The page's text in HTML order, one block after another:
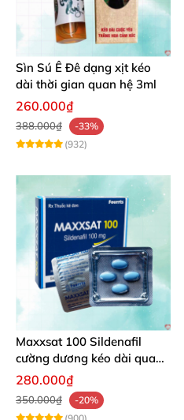
Sìn Sú Ê Đê dạng xịt kéo
dài thời gian quan hệ 3ml
260.000₫
388.000₫
-33%
(932)
Maxxsat 100 Sildenafil
cường dương kéo dài quan
hệ an toàn cho phái mạnh
280.000₫
350.000₫
-20%
(900)